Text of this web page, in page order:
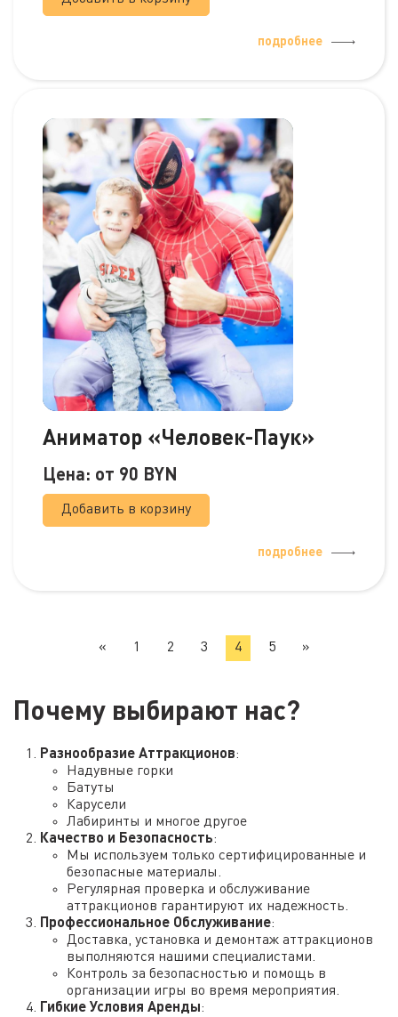
подробнее
Аниматор «Человек-Паук»
Цена: от 90 BYN
Добавить в корзину
подробнее
« 1 2 3 4 5 »
Почему выбирают нас?
Разнообразие Аттракционов:
Надувные горки
Батуты
Карусели
Лабиринты и многое другое
Качество и Безопасность:
Мы используем только сертифицированные и
безопасные материалы.
Регулярная проверка и обслуживание
аттракционов гарантируют их надежность.
Профессиональное Обслуживание:
Доставка, установка и демонтаж аттракционов
выполняются нашими специалистами.
Контроль за безопасностью и помощь в
организации игры во время мероприятия.
Гибкие Условия Аренды: